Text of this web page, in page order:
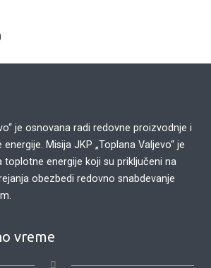
je osnovana radi redovne proizvodnje i
Misija JKP „Toplana Valjevo“ je
toplotne energije koji su priključeni na
obezbedi redovno snabdevanje
vreme